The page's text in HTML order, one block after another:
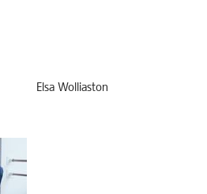
Elsa Wolliaston